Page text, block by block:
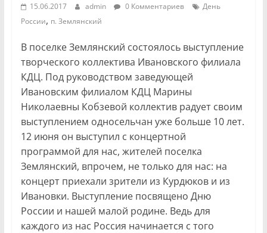
15.06.2017 admin 0 Комментариев
День
России, п. Землянский
В поселке Землянский состоялось выступление
творческого коллектива Ивановского филиала
КДЦ. Под руководством заведующей
Ивановским филиалом КДЦ Марины
Николаевны Кобзевой коллектив радует своим
выступлением односельчан уже больше 10 лет.
12 июня он выступил с концертной
программой для нас, жителей поселка
Землянский, впрочем, не только для нас: на
концерт приехали зрители из Курдюков и из
Ивановки. Выступление посвящено Дню
России и нашей малой родине. Ведь для
каждого из нас Россия начинается с того